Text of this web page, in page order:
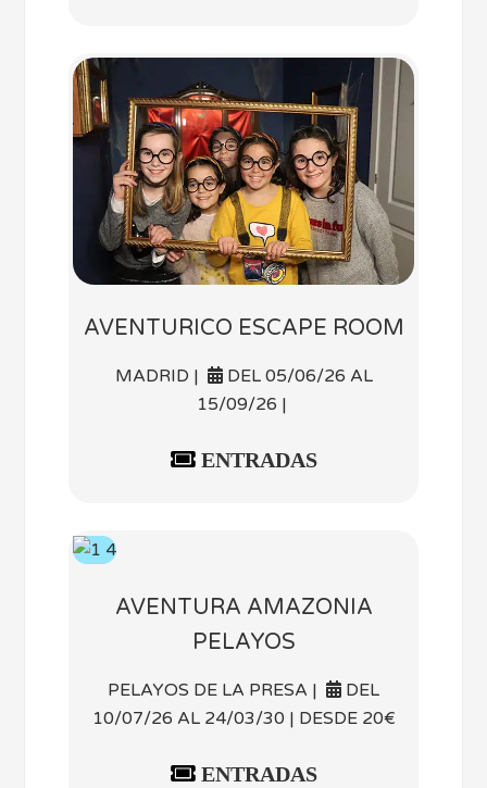
AVENTURICO ESCAPE ROOM
MADRID |
DEL 05/06/26 AL
15/09/26 |
ENTRADAS
AVENTURA AMAZONIA
PELAYOS
PELAYOS DE LA PRESA |
DEL
10/07/26 AL 24/03/30 | DESDE 20€
ENTRADAS